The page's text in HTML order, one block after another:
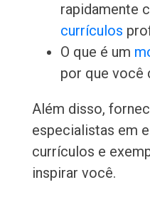
rapidamente
currículos
O que é um
por que você
Além disso,
especialistas em
currículos e
inspirar você.